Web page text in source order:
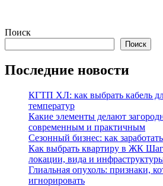
Поиск
Поиск
Последние новости
КГТП ХЛ: как выбрать кабель
температур
Какие элементы делают
современным и практичным
Сезонный бизнес: как
Как выбрать квартиру в ЖК
локации, вида и
Глиальная опухоль: признаки,
игнорировать